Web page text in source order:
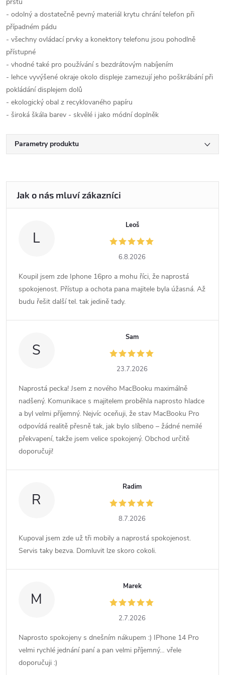
- odolný a dostatečně pevný materiál krytu chrání telefon při
případném pádu
- všechny ovládací prvky a konektory telefonu jsou pohodlně
přístupné
- vhodné také pro používání s bezdrátovým nabíjením
- lehce vyvýšené okraje okolo displeje zamezují jeho poškrábání při
pokládání displejem dolů
- ekologický obal z recyklovaného papíru
- široká škála barev - skvělé i jako módní doplněk
Parametry produktu
L
Leoš
6.8.2026
Koupil jsem zde Iphone 16pro a mohu říci, že naprostá
spokojenost. Přístup a ochota pana majitele byla úžasná. Až
budu řešit další tel. tak jedině tady.
S
Sam
23.7.2026
Naprostá pecka! Jsem z nového MacBooku maximálně
nadšený. Komunikace s majitelem proběhla naprosto hladce
a byl velmi příjemný. Nejvíc oceňuji, že stav MacBooku Pro
odpovídá realitě přesně tak, jak bylo slíbeno – žádné nemilé
překvapení, takže jsem velice spokojený. Obchod určitě
doporučuji!
R
Radim
8.7.2026
Kupoval jsem zde už tři mobily a naprostá spokojenost.
Servis taky bezva. Domluvit lze skoro cokoli.
M
Marek
2.7.2026
Naprosto spokojeny s dnešním nákupem :) IPhone 14 Pro
velmi rychlé jednání paní a pan velmi příjemný… vřele
doporučuji :)